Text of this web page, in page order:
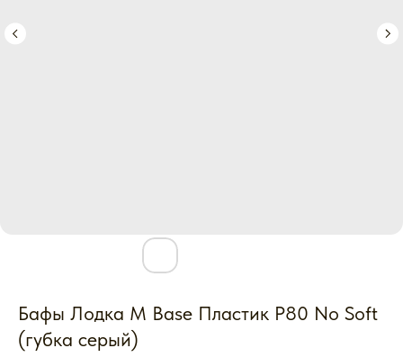
Бафы Лодка M Base Пластик P80 No Soft
(губка серый)